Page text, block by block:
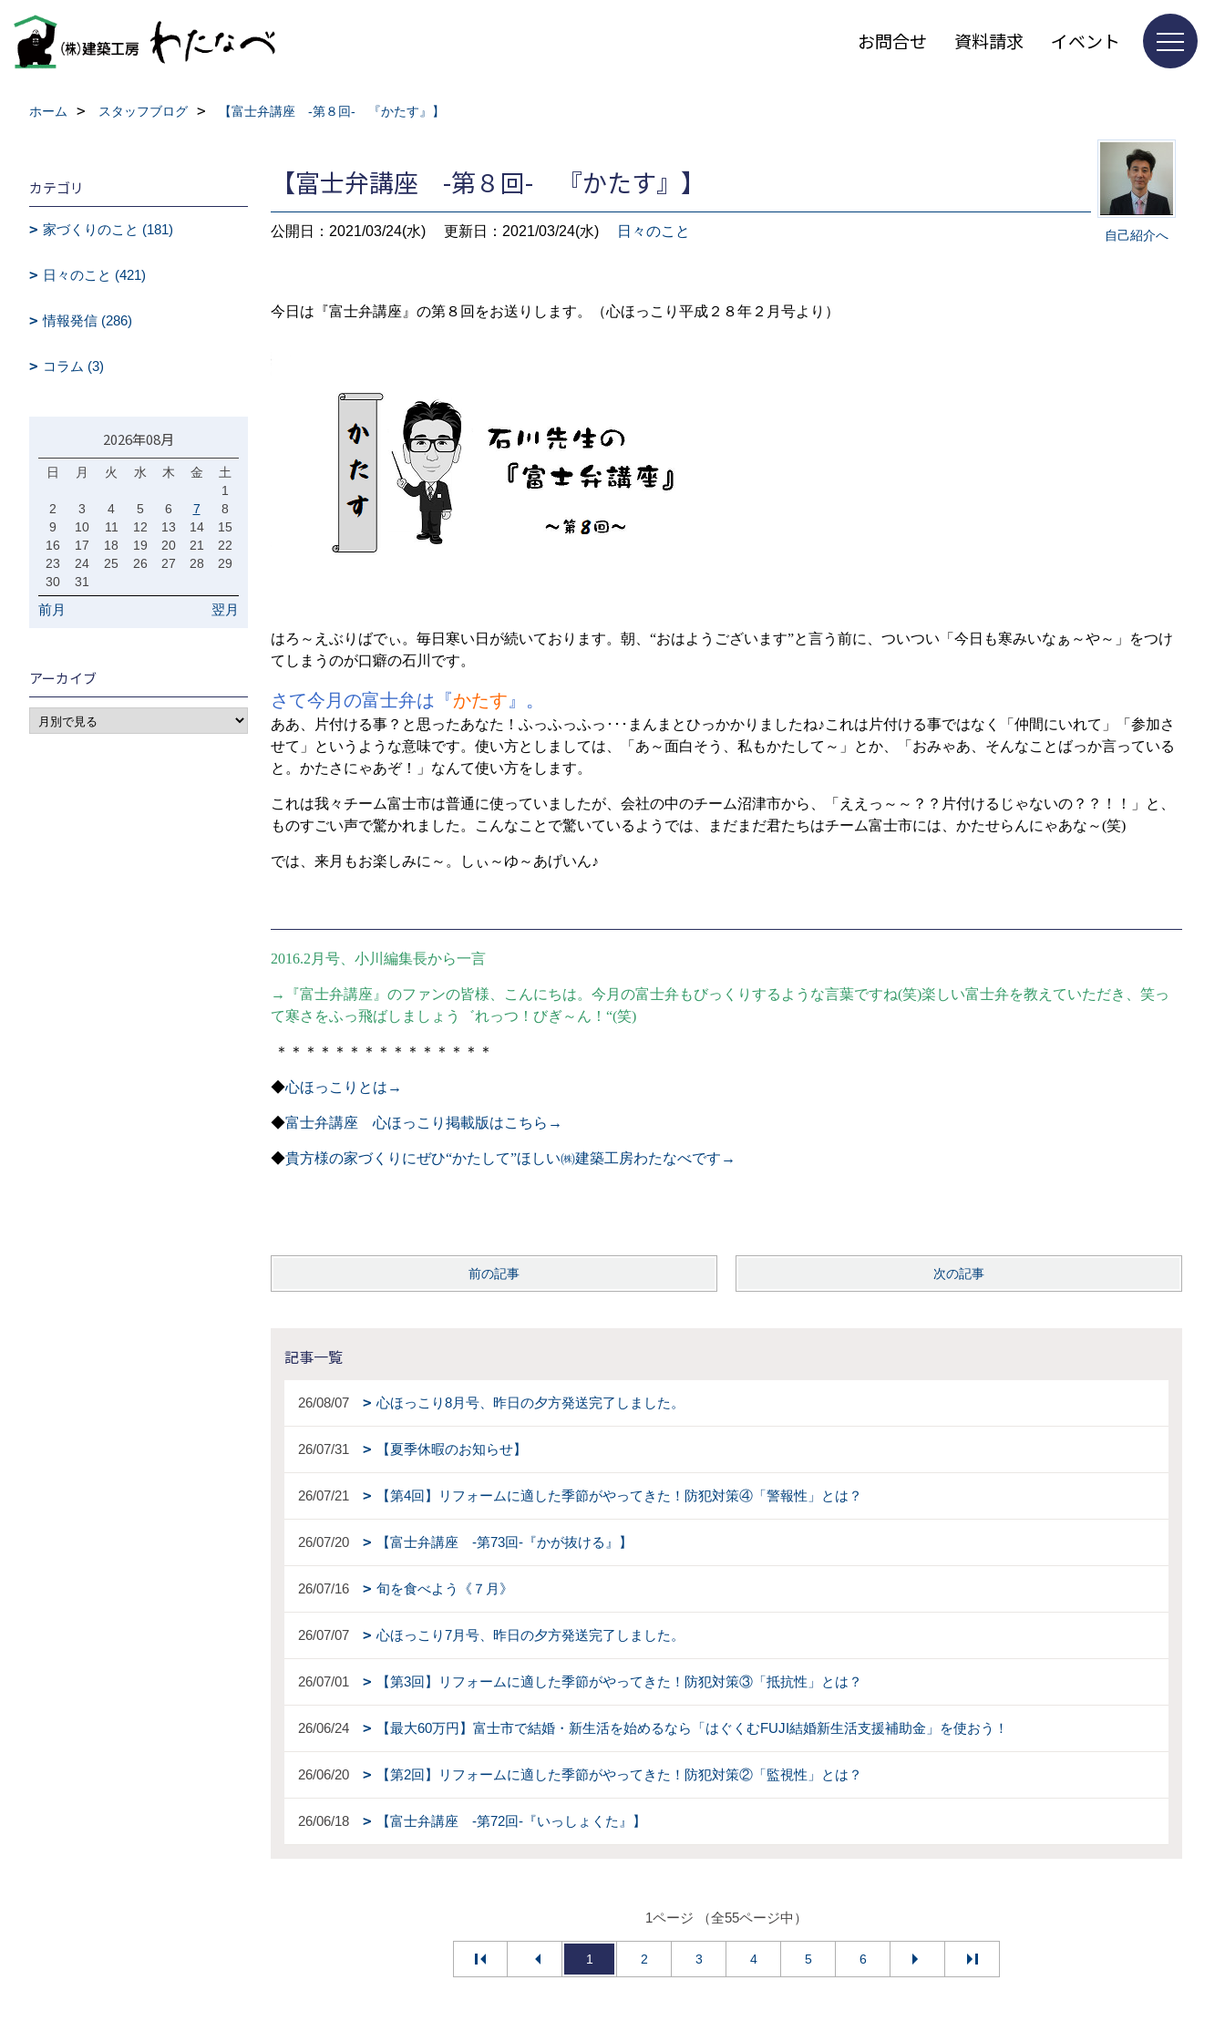
お問合せ 資料請求 イベント
ホーム スタッフブログ 【富士弁講座 -第８回- 『かたす』】
自己紹介へ
【富士弁講座 -第８回- 『かたす』】
公開日：2021/03/24(水) 更新日：2021/03/24(水) 日々のこと
今日は『富士弁講座』の第８回をお送りします。（心ほっこり平成２８年２月号より）
はろ～えぶりばでぃ。毎日寒い日が続いております。朝、“おはようございます”と言う前に、ついつい「今日も寒みいなぁ～や～」をつけ
てしまうのが口癖の石川です。
さて今月の富士弁は『かたす 』。
ああ、片付ける事？と思ったあなた！ふっふっふっ･･･まんまとひっかかりましたね♪これは片付ける事ではなく「仲間にいれて」「参加さ
せて」というような意味です。使い方としましては、「あ～面白そう、私もかたして～」とか、「おみゃあ、そんなことばっか言っている
と。かたさにゃあぞ！」なんて使い方をします。
これは我々チーム富士市は普通に使っていましたが、会社の中のチーム沼津市から、「ええっ～～？？片付けるじゃないの？？！！」と、
ものすごい声で驚かれました。こんなことで驚いているようでは、まだまだ君たちはチーム富士市には、かたせらんにゃあな～(笑)
では、来月もお楽しみに～。しぃ～ゆ～あげいん♪
2016.2月号、小川編集長から一言
→『富士弁講座』のファンの皆様、こんにちは。今月の富士弁もびっくりするような言葉ですね(笑)楽しい富士弁を教えていただき、笑っ
て寒さをふっ飛ばしましょう゛れっつ！びぎ～ん！“(笑)
＊＊＊＊＊＊＊＊＊＊＊＊＊＊＊
◆心ほっこりとは→
◆富士弁講座 心ほっこり掲載版はこちら→
◆貴方様の家づくりにぜひ“かたして”ほしい㈱建築工房わたなべです→
前の記事 次の記事
記事一覧
26/08/07 心ほっこり8月号、昨日の夕方発送完了しました。
26/07/31 【夏季休暇のお知らせ】
26/07/21 【第4回】リフォームに適した季節がやってきた！防犯対策④「警報性」とは？
26/07/20 【富士弁講座 -第73回-『かが抜ける』】
26/07/16 旬を食べよう《７月》
26/07/07 心ほっこり7月号、昨日の夕方発送完了しました。
26/07/01 【第3回】リフォームに適した季節がやってきた！防犯対策③「抵抗性」とは？
26/06/24 【最大60万円】富士市で結婚・新生活を始めるなら「はぐくむFUJI結婚新生活支援補助金」を使おう！
26/06/20 【第2回】リフォームに適した季節がやってきた！防犯対策②「監視性」とは？
26/06/18 【富士弁講座 -第72回-『いっしょくた』】
1ページ （全55ページ中）
1 2 3 4 5 6
カテゴリ
家づくりのこと (181)
日々のこと (421)
情報発信 (286)
コラム (3)
2026年08月
日 月 火 水 木 金
土
1
2
3 4 5 6 7
8
9
10 11 12 13 14
15
16
17 18 19 20 21
22
23
24 25 26 27 28
29
30
31
前月 翌月
アーカイブ